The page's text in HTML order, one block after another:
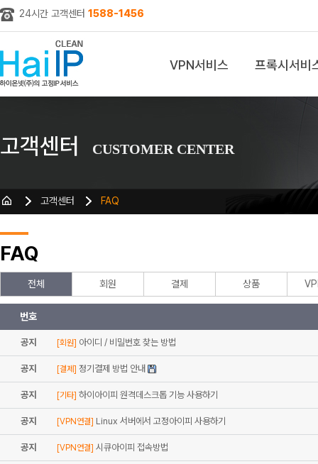
24시간 고객센터 1588-1456
VPN서비스 프록시서비
고객센터 CUSTOMER CENTER
고객센터 FAQ
FAQ
전체 회원 결제 상품
번호
공지 [회원] 아이디 / 비밀번호 찾는 방법
공지 [결제] 정기결제 방법 안내
공지 [기타] 하이아이피 원격데스크톱 기능 사용하기
공지 [VPN연결] Linux 서버에서 고정아이피 사용하기
공지 [VPN연결] 시큐아이피 접속방법